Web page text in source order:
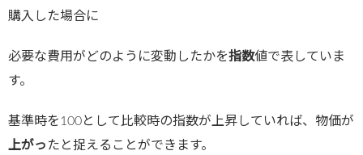
購入した場合に
必要な費用がどのように変動したかを指数値で表していま
す。
基準時を100として比較時の指数が上昇していれば、物価が
上がっ たと捉えることができます。